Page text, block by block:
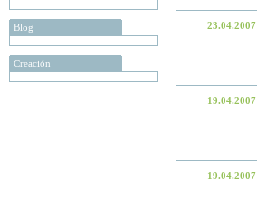
Blog
Creación
23.04.2007
19.04.2007
19.04.2007